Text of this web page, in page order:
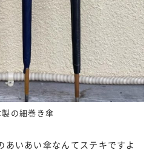
製の細巻き傘
あいあい傘なんてステキですよ